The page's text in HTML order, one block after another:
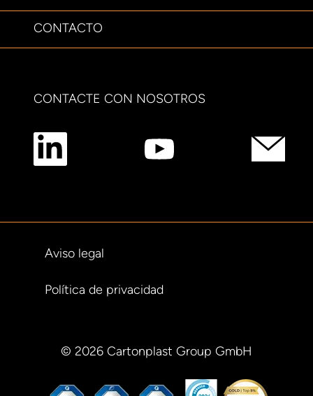
CONTACTO
CONTACTE CON NOSOTROS
Aviso legal
Política de privacidad
© 2026 Cartonplast Group GmbH